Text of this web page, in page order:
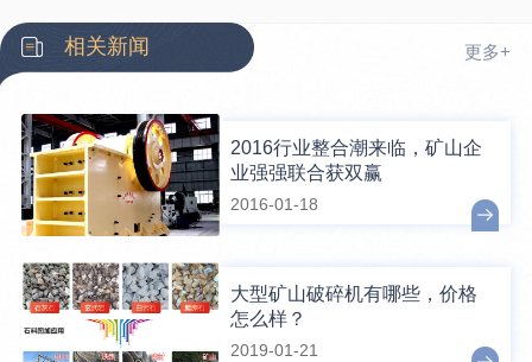
相关新闻 更多+
2016行业整合潮来临，矿山企
业强强联合获双赢
2016-01-18
大型矿山破碎机有哪些，价格
怎么样？
2019-01-21